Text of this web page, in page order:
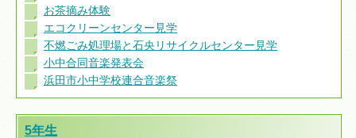
お茶摘み体験
エコクリーンセンター見学
不燃ごみ処理場と石央リサイクルセンター見学
小中合同音楽発表会
浜田市小中学校連合音楽祭
5年生